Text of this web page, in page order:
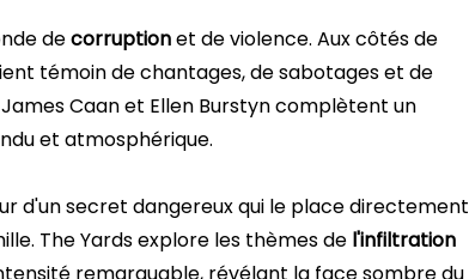
decorruptionet de violence. Aux côtés de
témoin de chantages, de sabotages et de
Caan et Ellen Burstyn complètent un
et atmosphérique.
d'un secret dangereux qui le place directement
The Yards explore les thèmes de l'infiltration
remarquable, révélant la face sombre du